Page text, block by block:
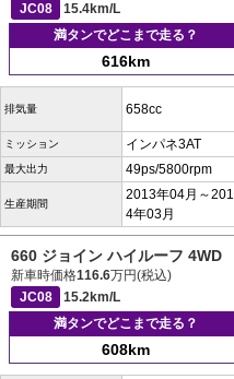
JC08
15.4km/L
満タンでどこまで走る？
616km
排気量 658cc
ミッション インパネ3AT
最大出力 49ps/5800rpm
生産期間
2013年04月～201
4年03月
660 ジョイン ハイルーフ 4WD
新車時価格116.6万円(税込)
JC08
15.2km/L
満タンでどこまで走る？
608km